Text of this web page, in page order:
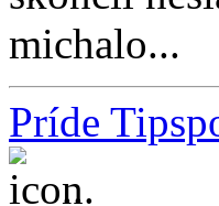
michalo...
Príde
...